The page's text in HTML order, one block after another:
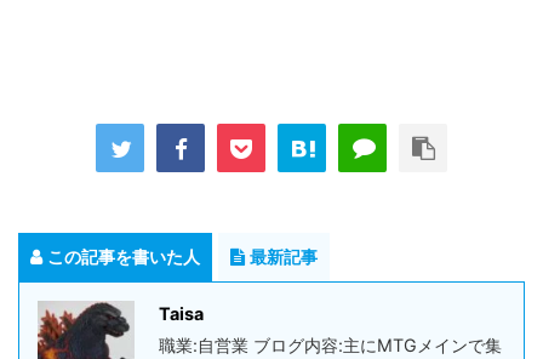
この記事を書いた人 最新記事
Taisa
職業:自営業 ブログ内容:主にMTGメインで集